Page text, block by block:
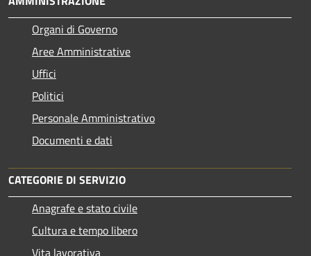
Organi di Governo
Aree Amministrative
Uffici
Politici
Personale Amministrativo
Documenti e dati
CATEGORIE DI SERVIZIO
Anagrafe e stato civile
Cultura e tempo libero
Vita lavorativa